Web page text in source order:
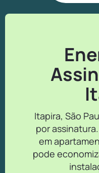
Itapira, São
por
em
pode